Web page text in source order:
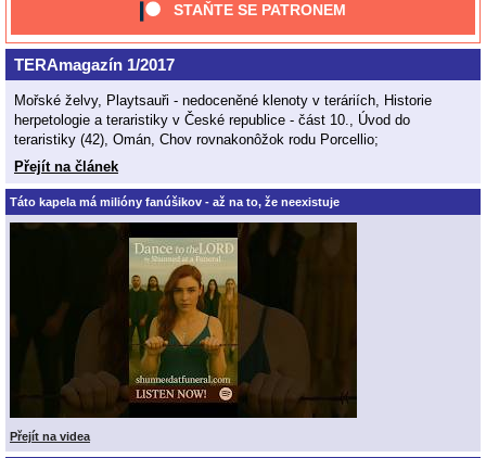
STAŇTE SE PATRONEM
TERAmagazín 1/2017
Mořské želvy, Playtsauři - nedoceněné klenoty v teráriích, Historie
herpetologie a teraristiky v České republice - část 10., Úvod do
teraristiky (42), Omán, Chov rovnakonôžok rodu Porcellio;
Přejít na článek
Táto kapela má milióny fanúšikov - až na to, že neexistuje
Přejít na videa